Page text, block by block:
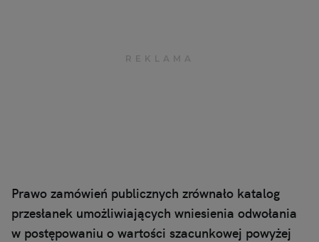
Prawo zamówień publicznych zrównało katalog
przesłanek umożliwiających wniesienia odwołania
w postępowaniu o wartości szacunkowej powyżej